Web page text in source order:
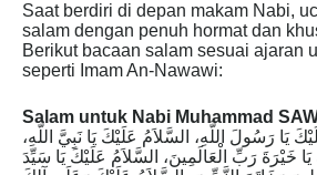
Saat berdiri di depan makam Nabi,
salam dengan penuh hormat dan
Berikut bacaan salam sesuai ajaran
seperti Imam An-Nawawi:
Salam untuk Nabi Muhammad
يَا رَسُولَ اللَّهِ، السَّلاَمُ عَلَيْكَ يَا نَبِيَّ اللَّهِ،
يَا خَيْرَةَ رَبِّ الْعَالَمِينَ، السَّلاَمُ عَلَيْكَ يَا سَيِّدَ